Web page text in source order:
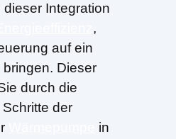
Integration
,
auf ein
Dieser
durch die
der
in